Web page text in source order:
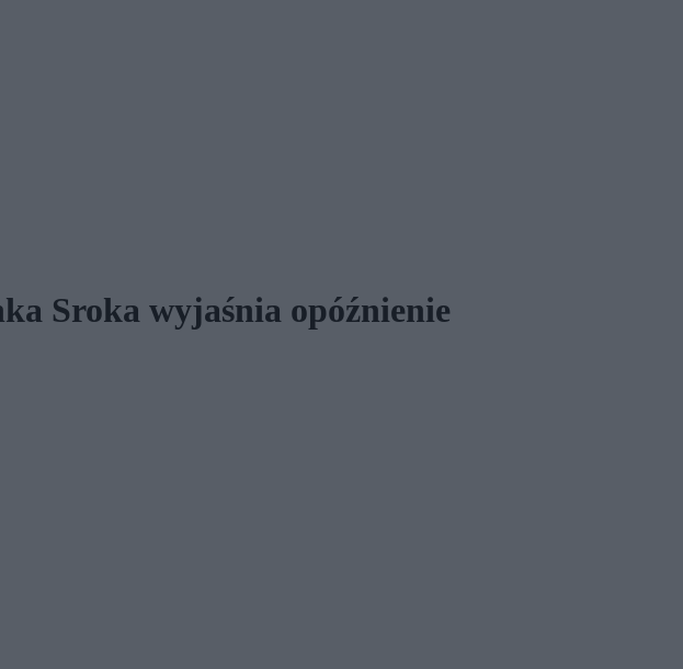
Sroka wyjaśnia opóźnienie